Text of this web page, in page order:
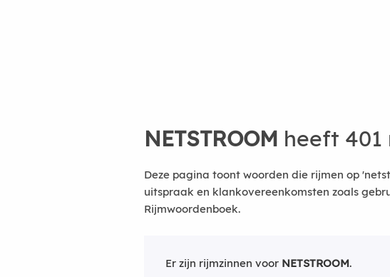
NETSTROOM heeft 401
Deze pagina toont woorden die rijmen op
uitspraak en klankovereenkomsten zoals
Rijmwoordenboek.
Er zijn rijmzinnen voor NETSTROOM.